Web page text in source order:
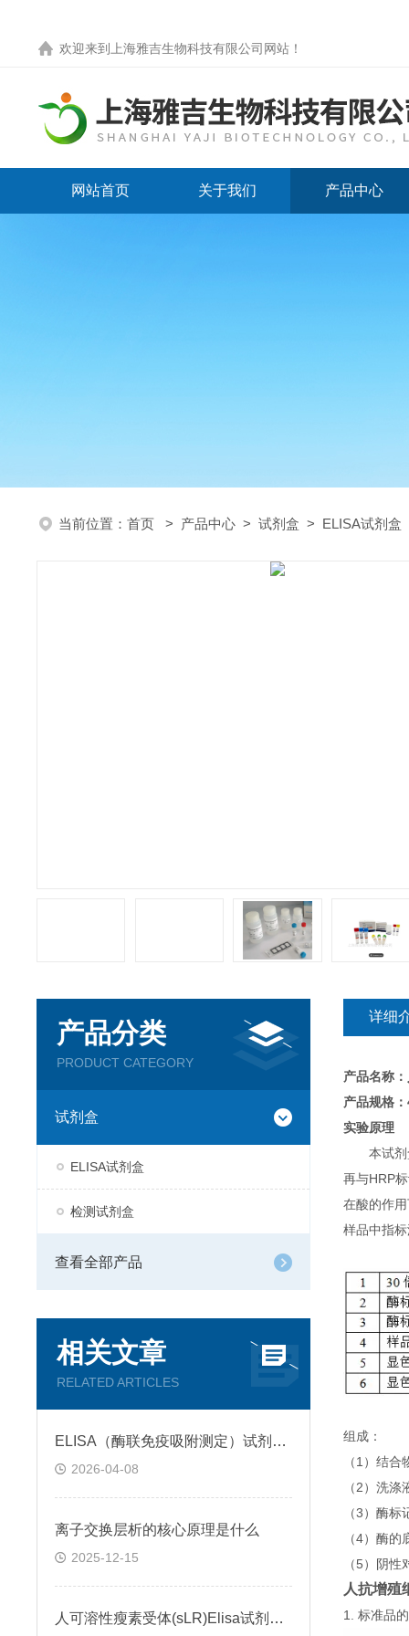
欢迎来到 上海雅吉生物科技有限公司网站 ！
网站首页 关于我们 产品中心
当前位置： 首页 > 产品中心 > 试剂盒 > ELISA试剂盒
产品分类
PRODUCT CATEGORY
试剂盒
ELISA试剂盒
检测试剂盒
查看全部产品
相关文章
RELATED ARTICLES
ELISA（酶联免疫吸附测定）试剂盒原理类型检测方法
2026-04-08
离子交换层析的核心原理是什么
2025-12-15
人可溶性瘦素受体(sLR)Elisa试剂盒可溶性受体的作用
详细
产品名称：
产品规格
实验原理
本试
再与HRP
在酸的作
样品中指
组成：
（1）结
（2）洗
（3）酶
（4）酶的
（5）阴
人抗增殖
1. 标准品